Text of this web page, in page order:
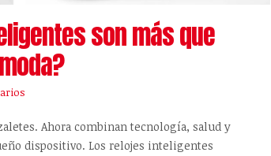
son más que
Ahora combinan tecnología, salud y
dispositivo. Los relojes inteligentes